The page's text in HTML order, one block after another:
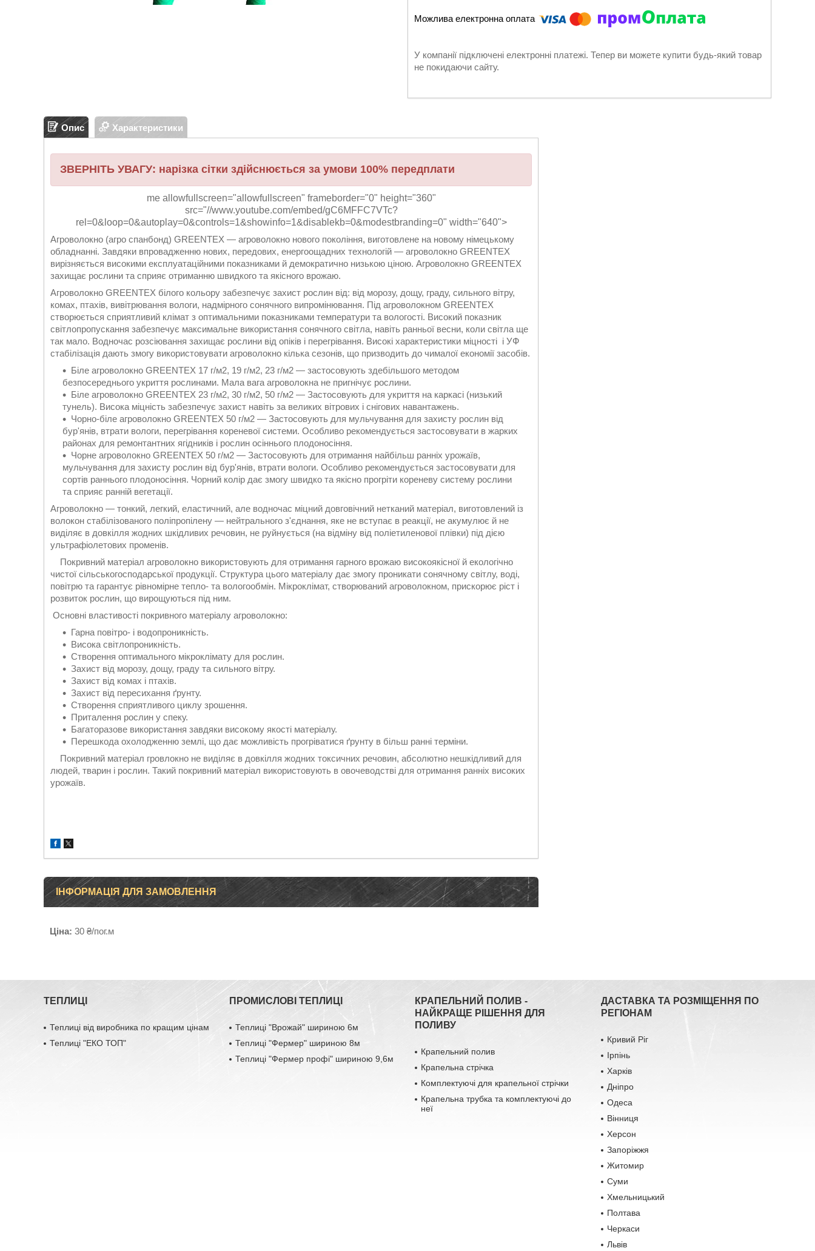
У компанії підключені електронні платежі. Тепер ви можете купити будь-який товар
не покидаючи сайту.
Опис Характеристики
ЗВЕРНІТЬ УВАГУ: нарізка сітки здійснюється за умови 100% передплати
me allowfullscreen="allowfullscreen" frameborder="0" height="360"
src="//www.youtube.com/embed/gC6MFFC7VTc?
rel=0&loop=0&autoplay=0&controls=1&showinfo=1&disablekb=0&modestbranding=0" width="640">
Агроволокно (агро спанбонд) GREENTEX — агроволокно нового покоління, виготовлене на новому німецькому
обладнанні. Завдяки впровадженню нових, передових, енергоощадних технологій — агроволокно GREENTEX
вирізняється високими експлуатаційними показниками й демократично низькою ціною. Агроволокно GREENTEX
захищає рослини та сприяє отриманню швидкого та якісного врожаю.
Агроволокно GREENTEX білого кольору забезпечує захист рослин від: від морозу, дощу, граду, сильного вітру,
комах, птахів, вивітрювання вологи, надмірного сонячного випромінювання. Під агроволокном GREENTEX
створюється сприятливий клімат з оптимальними показниками температури та вологості. Високий показник
світлопропускання забезпечує максимальне використання сонячного світла, навіть ранньої весни, коли світла ще
так мало. Водночас розсіювання захищає рослини від опіків і перегрівання. Високі характеристики міцності і УФ
стабілізація дають змогу використовувати агроволокно кілька сезонів, що призводить до чималої економії засобів.
Біле агроволокно GREENTEX 17 г/м2, 19 г/м2, 23 г/м2 — застосовують здебільшого методом
безпосереднього укриття рослинами. Мала вага агроволокна не пригнічує рослини.
Біле агроволокно GREENTEX 23 г/м2, 30 г/м2, 50 г/м2 — Застосовують для укриття на каркасі (низький
тунель). Висока міцність забезпечує захист навіть за великих вітрових і снігових навантажень.
Чорно-біле агроволокно GREENTEX 50 г/м2 — Застосовують для мульчування для захисту рослин від
бур'янів, втрати вологи, перегрівання кореневої системи. Особливо рекомендується застосовувати в жарких
районах для ремонтантних ягідників і рослин осіннього плодоносіння.
Чорне агроволокно GREENTEX 50 г/м2 — Застосовують для отримання найбільш ранніх урожаїв,
мульчування для захисту рослин від бур'янів, втрати вологи. Особливо рекомендується застосовувати для
сортів раннього плодоносіння. Чорний колір дає змогу швидко та якісно прогріти кореневу систему рослини
та сприяє ранній вегетації.
Агроволокно — тонкий, легкий, еластичний, але водночас міцний довговічний нетканий матеріал, виготовлений із
волокон стабілізованого поліпропілену — нейтрального з'єднання, яке не вступає в реакції, не акумулює й не
виділяє в довкілля жодних шкідливих речовин, не руйнується (на відміну від поліетиленової плівки) під дією
ультрафіолетових променів.
Покривний матеріал агроволокно використовують для отримання гарного врожаю високоякісної й екологічно
чистої сільськогосподарської продукції. Структура цього матеріалу дає змогу проникати сонячному світлу, воді,
повітрю та гарантує рівномірне тепло- та вологообмін. Мікроклімат, створюваний агроволокном, прискорює ріст і
розвиток рослин, що вирощуються під ним.
Основні властивості покривного матеріалу агроволокно:
Гарна повітро- і водопроникність.
Висока світлопроникність.
Створення оптимального мікроклімату для рослин.
Захист від морозу, дощу, граду та сильного вітру.
Захист від комах і птахів.
Захист від пересихання ґрунту.
Створення сприятливого циклу зрошення.
Приталення рослин у спеку.
Багаторазове використання завдяки високому якості матеріалу.
Перешкода охолодженню землі, що дає можливість прогріватися ґрунту в більш ранні терміни.
Покривний матеріал гровлокно не виділяє в довкілля жодних токсичних речовин, абсолютно нешкідливий для
людей, тварин і рослин. Такий покривний матеріал використовують в овочеводстві для отримання ранніх високих
урожаїв.
ІНФОРМАЦІЯ ДЛЯ ЗАМОВЛЕННЯ
Ціна: 30 ₴/пог.м
ТЕПЛИЦІ
Теплиці від виробника по кращим цінам
Теплиці "ЕКО ТОП"
ПРОМИСЛОВІ ТЕПЛИЦІ
Теплиці "Врожай" шириною 6м
Теплиці "Фермер" шириною 8м
Теплиці "Фермер профі" шириною 9,6м
КРАПЕЛЬНИЙ ПОЛИВ -
НАЙКРАЩЕ РІШЕННЯ ДЛЯ
ПОЛИВУ
Крапельний полив
Крапельна стрічка
Комплектуючі для крапельної стрічки
Крапельна трубка та комплектуючі до
неї
ДАСТАВКА ТА РОЗМІЩЕННЯ ПО
РЕГІОНАМ
Кривий Ріг
Ірпінь
Харків
Дніпро
Одеса
Вінниця
Херсон
Запоріжжя
Житомир
Суми
Хмельницький
Полтава
Черкаси
Львів